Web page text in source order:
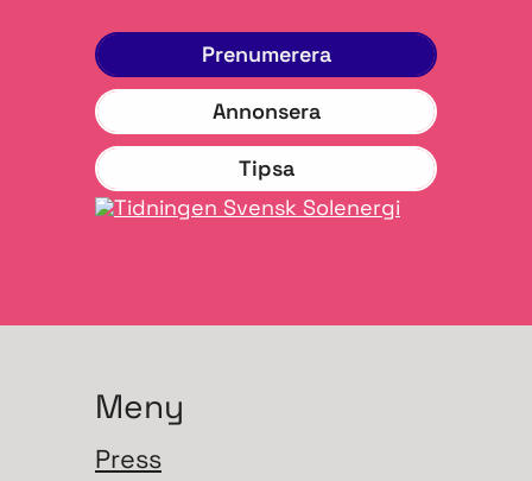
Prenumerera
Annonsera
Tipsa
Meny
Press